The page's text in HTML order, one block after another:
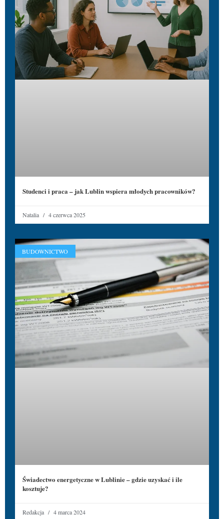
Studenci i praca – jak Lublin wspiera młodych pracowników?
Natalia 4 czerwca 2025
BUDOWNICTWO
Świadectwo energetyczne w Lublinie – gdzie uzyskać i ile
kosztuje?
Redakcja 4 marca 2024